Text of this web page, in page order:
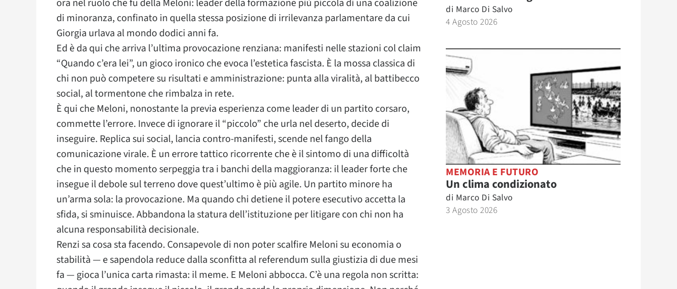
ora nel ruolo che fu della Meloni: leader della formazione più piccola di una coalizione
di minoranza, confinato in quella stessa posizione di irrilevanza parlamentare da cui
Giorgia urlava al mondo dodici anni fa.
Ed è da qui che arriva l’ultima provocazione renziana: manifesti nelle stazioni col claim
“Quando c’era lei”, un gioco ironico che evoca l’estetica fascista. È la mossa classica di
chi non può competere su risultati e amministrazione: punta alla viralità, al battibecco
social, al tormentone che rimbalza in rete.
È qui che Meloni, nonostante la previa esperienza come leader di un partito corsaro,
commette l’errore. Invece di ignorare il “piccolo” che urla nel deserto, decide di
inseguire. Replica sui social, lancia contro-manifesti, scende nel fango della
comunicazione virale. È un errore tattico ricorrente che è il sintomo di una difficoltà
che in questo momento serpeggia tra i banchi della maggioranza: il leader forte che
insegue il debole sul terreno dove quest’ultimo è più agile. Un partito minore ha
un’arma sola: la provocazione. Ma quando chi detiene il potere esecutivo accetta la
sfida, si sminuisce. Abbandona la statura dell’istituzione per litigare con chi non ha
alcuna responsabilità decisionale.
Renzi sa cosa sta facendo. Consapevole di non poter scalfire Meloni su economia o
stabilità — e sapendola reduce dalla sconfitta al referendum sulla giustizia di due mesi
fa — gioca l’unica carta rimasta: il meme. E Meloni abbocca. C’è una regola non scritta:
di Marco Di Salvo
4 Agosto 2026
MEMORIA E FUTURO
Un clima condizionato
di Marco Di Salvo
3 Agosto 2026